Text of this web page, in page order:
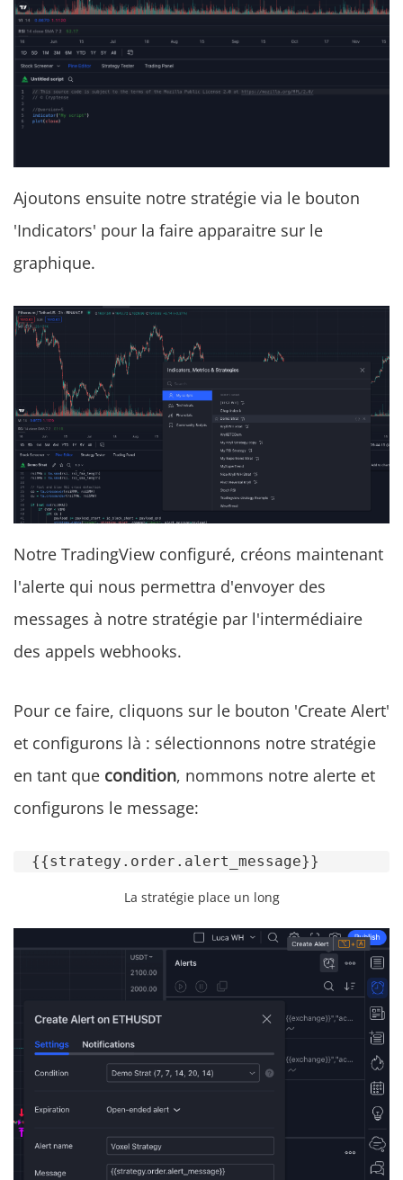
Ajoutons ensuite notre stratégie via le bouton
'Indicators' pour la faire apparaitre sur le
graphique.
Notre TradingView configuré, créons maintenant
l'alerte qui nous permettra d'envoyer des
messages à notre stratégie par l'intermédiaire
des appels webhooks.
Pour ce faire, cliquons sur le bouton 'Create Alert'
et configurons là : sélectionnons notre stratégie
en tant que condition, nommons notre alerte et
configurons le message:
  {{strategy.order.alert_message}}
La stratégie place un long